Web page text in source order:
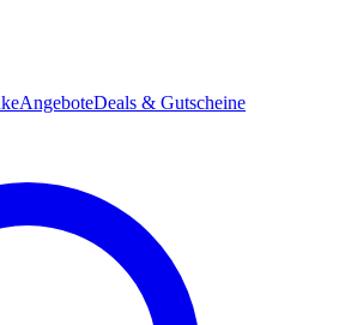
AngeboteDeals & Gutscheine